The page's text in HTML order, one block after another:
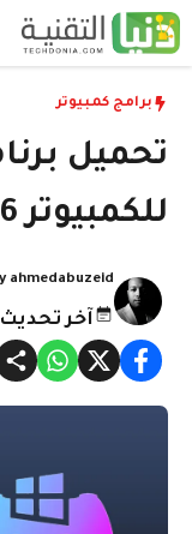
انتقل
إلى
برامج كمبيوتر
للكمبيوتر 2026 كامل مجانا
ahmedabuzeid
آخر تحديث بتاريخ